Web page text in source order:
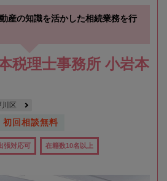
産の知識を活かした相続業務を行
税理士事務所 小岩本
区
初回相談無料
張対応可 在籍数10名以上